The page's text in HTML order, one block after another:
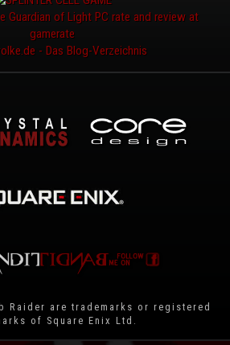
Raider are trademarks or registered
of Square Enix Ltd.